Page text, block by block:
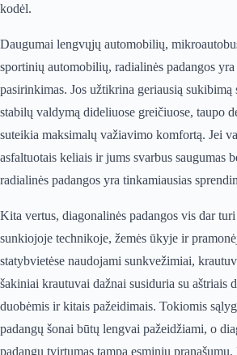
kodėl.
Daugumai lengvųjų automobilių,
sportinių automobilių, radialinės padangos
pasirinkimas. Jos užtikrina geriausią sukibimą
stabilų valdymą dideliuose greičiuose, taupo
suteikia maksimalų važiavimo komfortą. Jei
asfaltuotais keliais ir jums svarbus saugumas
radialinės padangos yra tinkamiausias
Kita vertus, diagonalinės padangos vis dar
sunkiojoje technikoje, žemės ūkyje ir
statybvietėse naudojami sunkvežimiai,
šakiniai krautuvai dažnai susiduria su aštriais
duobėmis ir kitais pažeidimais. Tokiomis
padangų šonai būtų lengvai pažeidžiami, o
padangų tvirtumas tampa esminiu